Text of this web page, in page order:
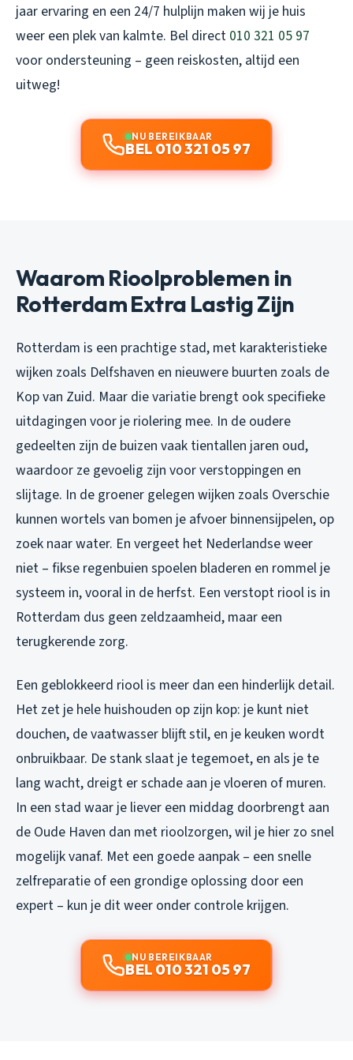
jaar ervaring en een 24/7 hulplijn maken wij je huis
weer een plek van kalmte. Bel direct 010 321 05 97
voor ondersteuning – geen reiskosten, altijd een
uitweg!
NU BEREIKBAAR
BEL 010 321 05 97
Waarom Rioolproblemen in
Rotterdam Extra Lastig Zijn
Rotterdam is een prachtige stad, met karakteristieke
wijken zoals Delfshaven en nieuwere buurten zoals de
Kop van Zuid. Maar die variatie brengt ook specifieke
uitdagingen voor je riolering mee. In de oudere
gedeelten zijn de buizen vaak tientallen jaren oud,
waardoor ze gevoelig zijn voor verstoppingen en
slijtage. In de groener gelegen wijken zoals Overschie
kunnen wortels van bomen je afvoer binnensijpelen, op
zoek naar water. En vergeet het Nederlandse weer
niet – fikse regenbuien spoelen bladeren en rommel je
systeem in, vooral in de herfst. Een verstopt riool is in
Rotterdam dus geen zeldzaamheid, maar een
terugkerende zorg.
Een geblokkeerd riool is meer dan een hinderlijk detail.
Het zet je hele huishouden op zijn kop: je kunt niet
douchen, de vaatwasser blijft stil, en je keuken wordt
onbruikbaar. De stank slaat je tegemoet, en als je te
lang wacht, dreigt er schade aan je vloeren of muren.
In een stad waar je liever een middag doorbrengt aan
de Oude Haven dan met rioolzorgen, wil je hier zo snel
mogelijk vanaf. Met een goede aanpak – een snelle
zelfreparatie of een grondige oplossing door een
expert – kun je dit weer onder controle krijgen.
NU BEREIKBAAR
BEL 010 321 05 97